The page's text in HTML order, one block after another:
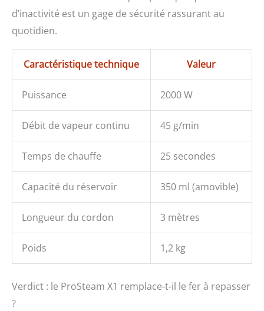
d’inactivité est un gage de sécurité rassurant au
quotidien.
Caractéristique technique Valeur
Puissance 2000 W
Débit de vapeur continu 45 g/min
Temps de chauffe 25 secondes
Capacité du réservoir 350 ml (amovible)
Longueur du cordon 3 mètres
Poids 1,2 kg
Verdict : le ProSteam X1 remplace-t-il le fer à repasser
?